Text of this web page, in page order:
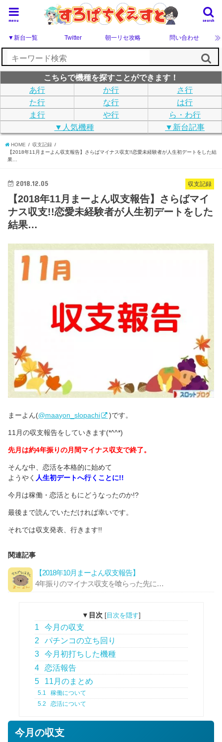
search
menu
▼新台一覧 Twitter 朝一リセ攻略 問い合わせ
こちらで機種を探すことができます！
あ行
か行
さ行
た行
な行
は行
ま行
や行
ら・わ行
▼人気機種
▼新台記事
HOME
収支記録
【2018年11月まーよん収支報告】さらばマイナス収支!!恋愛未経験者が人生初デートをした結
果…
収支記録
2018.12.05
【2018年11月まーよん収支報告】さらばマイ
ナス収支!!恋愛未経験者が人生初デートをした
結果…
まーよん(@maayon_slopachi )です。
11月の収支報告をしていきます(*^^*)
先月は約4年振りの月間マイナス収支で終了。
そんな中、恋活を本格的に始めて
ようやく 人生初デートへ行くことに!!
今月は稼働・恋活ともにどうなったのか!?
最後まで読んでいただければ幸いです。
それでは収支発表、行きます!!
関連記事
【2018年10月まーよん収支報告】
4年振りのマイナス収支を喰らった先に…
▼目次 [目次を隠す]
1
今月の収支
2
パチンコの立ち回り
3
今月初打ちした機種
4
恋活報告
5
11月のまとめ
5.1
稼働について
5.2
恋活について
今月の収支